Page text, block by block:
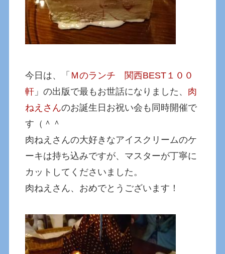
今日は、「 Ｍのランチ 関西BEST１００
軒 」の出版で最もお世話になりました、 肉
ねえさんのお誕生日お祝い会も同時開催で
す（＾＾
肉ねえさんの大好きなアイスクリームのケ
ーキは持ち込みですが、マスターが丁寧に
カットしてくださいました。
肉ねえさん、おめでとうございます！